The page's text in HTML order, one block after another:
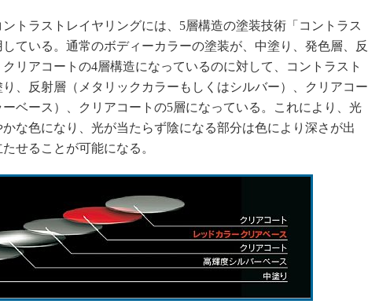
トラストレイヤリングには、5層構造の塗装技術「コントラス
している。通常のボディーカラーの塗装が、中塗り、発色層、反
リアコートの4層構造になっているのに対して、コントラスト
、反射層（メタリックカラーもしくはシルバー）、クリアコー
ーベース）、クリアコートの5層になっている。これにより、光
な色になり、光が当たらず陰になる部分は色により深さが出
せることが可能になる。